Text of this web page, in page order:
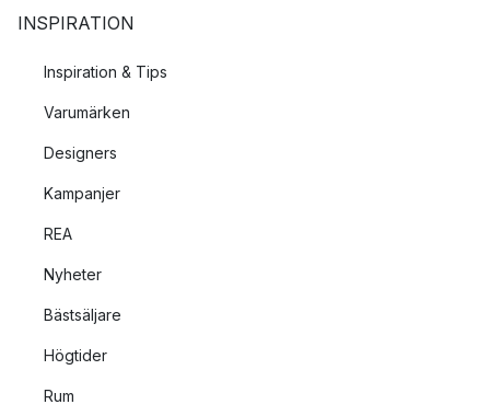
INSPIRATION
Inspiration & Tips
Varumärken
Designers
Kampanjer
REA
Nyheter
Bästsäljare
Högtider
Rum